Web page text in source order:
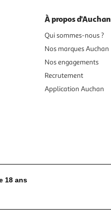
À propos d'Auchan
Qui sommes-nous ?
Nos marques Auchan
Nos engagements
Recrutement
Application Auchan
18 ans